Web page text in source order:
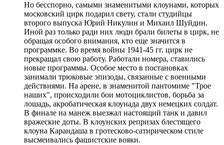
Но бесспорно, самыми знаменитыми клоунами, которых
московский цирк подарил свету, стали студийцы
второго выпуска Юрий Никулин и Михаил Шуйдин.
Иной раз только ради них люди брали билеты в цирк, не
обращая особого внимания, кто еще значится в
программке. Во время войны 1941-45 гг. цирк не
прекращал свою работу. Работали номера, ставились
новые программы. Особое место в постановках
занимали трюковые эпизоды, связанные с военными
действиями. На арене, в знаменитой пантомиме "Трое
наших", происходили бои мотоциклистов, борьба за
лошадь, акробатическая клоунада двух немецких солдат.
В финале на манеж выезжал настоящий танк и давил
вражеские доты. В клоунских репризах блестящего
клоуна Карандаша в гротесково-сатирическом стиле
высмеивались фашистские вояки.